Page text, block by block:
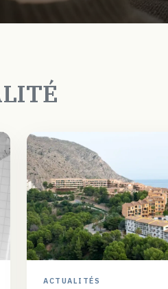
ACTUALITÉS